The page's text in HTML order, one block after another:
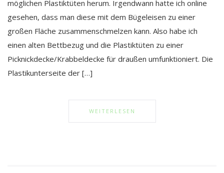
möglichen Plastiktüten herum. Irgendwann hatte ich online
gesehen, dass man diese mit dem Bügeleisen zu einer
großen Fläche zusammenschmelzen kann. Also habe ich
einen alten Bettbezug und die Plastiktüten zu einer
Picknickdecke/Krabbeldecke für draußen umfunktioniert. Die
Plastikunterseite der […]
WEITERLESEN